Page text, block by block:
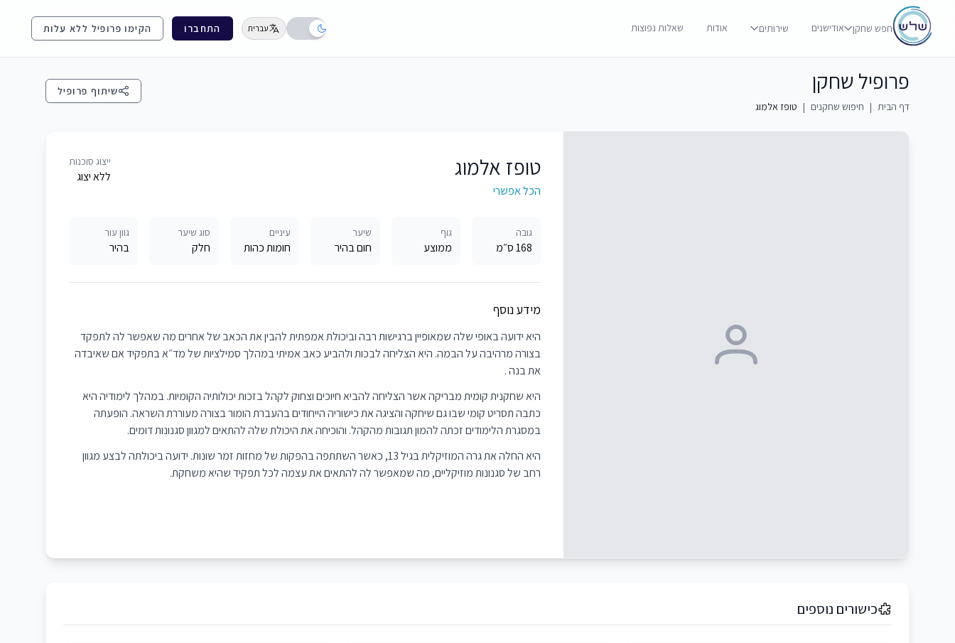
חפש שחקן אודישנים שירותים אודות שאלות נפוצות עברית התחברו הקימו פרופיל ללא עלות
פרופיל שחקן
דף הבית | חיפוש שחקנים | טופז אלמוג
שיתוף פרופיל
טופז אלמוג
הכל אפשרי
ייצוג סוכנות
ללא יצוג
גובה
168 ס״מ
גוף
ממוצע
שיער
חום בהיר
עיניים
חומות כהות
סוג שיער
חלק
גוון עור
בהיר
מידע נוסף
היא ידועה באופי שלה שמאופיין ברגישות רבה וביכולת אמפתית להבין את הכאב של אחרים מה שאפשר לה לתפקד
בצורה מרהיבה על הבמה. היא הצליחה לבכות ולהביע כאב אמיתי במהלך סמילציות של מד״א בתפקיד אם שאיבדה
את בנה .
היא שחקנית קומית מבריקה אשר הצליחה להביא חיוכים וצחוק לקהל בזכות יכולותיה הקומיות. במהלך לימודיה היא
כתבה תסריט קומי שבו גם שיחקה והציגה את כישוריה הייחודים בהעברת הומור בצורה מעוררת השראה. הופעתה
במסגרת הלימודים זכתה להמון תגובות מהקהל. והוכיחה את היכולת שלה להתאים למגוון סגנונות דומים.
היא החלה את גרה המוזיקלית בגיל 13, כאשר השתתפה בהפקות של מחזות זמר שונות. ידועה ביכולתה לבצע מגוון
רחב של סגנונות מוזיקליים, מה שמאפשר לה להתאים את עצמה לכל תפקיד שהיא משחקת.
כישורים נוספים